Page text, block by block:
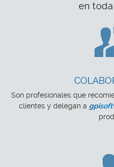
en toda
Son profesionales que
clientes y delegan a gpi